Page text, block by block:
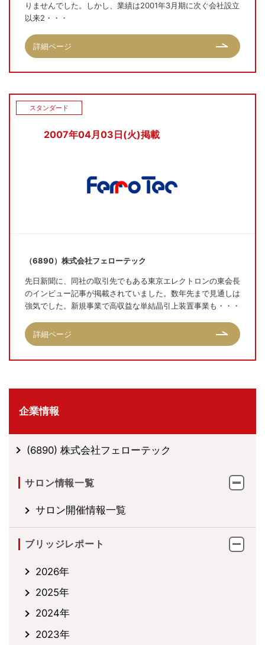
りませんでした。しかし、業績は2001年3月期に次ぐ会社設立
以来2・・・
詳細ページ
2007年04月03日(火)掲載
スタンダード
（6890）株式会社フェローテック
先日新聞に、同社の取引先でもある東京エレクトロンの東会長
のインビュー記事が掲載されていました。数年先まで見通しは
強気でした。新規事業で高収益な単結晶引上装置事業も・・・
詳細ページ
企業情報
(6890) 株式会社フェローテック
サロン情報一覧
サロン開催情報一覧
ブリッジレポート
2026年
2025年
2024年
2023年